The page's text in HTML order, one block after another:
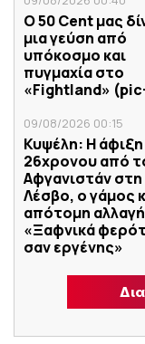
Ο 50 Cent μας
μια γεύση από
υπόκοσμο και
πυγμαχία στο
«Fightland»
09/08/2026 00:15
Κυψέλη: Η
26χρονου από
Αφγανιστάν στη
Λέσβο, ο γάμος
απότομη
«Ξαφνικά
σαν εργένης»